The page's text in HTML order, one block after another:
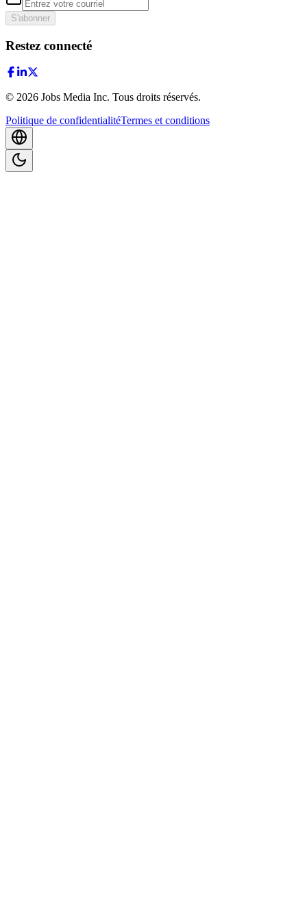
S'abonner
Restez connecté
© 2026 Jobs Media Inc. Tous droits réservés.
Politique de confidentialitéTermes et conditions